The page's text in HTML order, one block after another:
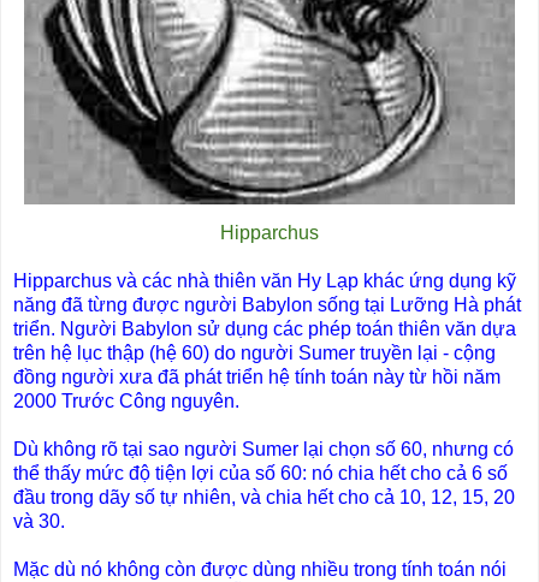
Hipparchus
Hipparchus và các nhà thiên văn Hy Lạp khác ứng dụng kỹ
năng đã từng được người Babylon sống tại Lưỡng Hà phát
triển. Người Babylon sử dụng các phép toán thiên văn dựa
trên hệ lục thập (hệ 60) do người Sumer truyền lại - cộng
đồng người xưa đã phát triển hệ tính toán này từ hồi năm
2000 Trước Công nguyên.
Dù không rõ tại sao người Sumer lại chọn số 60, nhưng có
thể thấy mức độ tiện lợi của số 60: nó chia hết cho cả 6 số
đầu trong dãy số tự nhiên, và chia hết cho cả 10, 12, 15, 20
và 30.
Mặc dù nó không còn được dùng nhiều trong tính toán nói